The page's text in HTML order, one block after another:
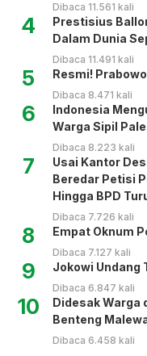
Dibaca 11.561 kali
4
Prestisius
Dalam Dunia
Dibaca 11.491 kali
5 Resmi!
Dibaca 8.471 kali
6
Indonesia
Warga Sipil
Dibaca 8.223 kali
7
Usai Kantor
Beredar Petisi
Hingga BPD
Dibaca 7.726 kali
8 Empat Oknum
Dibaca 7.127 kali
9 Jokowi Undang
Dibaca 6.847 kali
10
Didesak Warga
Benteng
Dibaca 6.458 kali